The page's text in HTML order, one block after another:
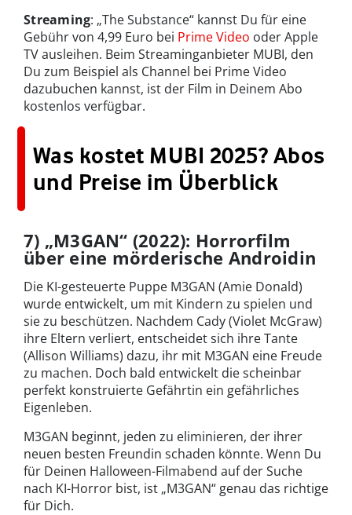
Streaming: „The Substance“ kannst Du für eine
Gebühr von 4,99 Euro bei Prime Video oder Apple
TV ausleihen. Beim Streaminganbieter MUBI, den
Du zum Beispiel als Channel bei Prime Video
dazubuchen kannst, ist der Film in Deinem Abo
kostenlos verfügbar.
Was kostet MUBI 2025? Abos
und Preise im Überblick
7) „M3GAN“ (2022): Horrorfilm
über eine mörderische Androidin
Die KI-gesteuerte Puppe M3GAN (Amie Donald)
wurde entwickelt, um mit Kindern zu spielen und
sie zu beschützen. Nachdem Cady (Violet McGraw)
ihre Eltern verliert, entscheidet sich ihre Tante
(Allison Williams) dazu, ihr mit M3GAN eine Freude
zu machen. Doch bald entwickelt die scheinbar
perfekt konstruierte Gefährtin ein gefährliches
Eigenleben.
M3GAN beginnt, jeden zu eliminieren, der ihrer
neuen besten Freundin schaden könnte. Wenn Du
für Deinen Halloween-Filmabend auf der Suche
nach KI-Horror bist, ist „M3GAN“ genau das richtige
für Dich.